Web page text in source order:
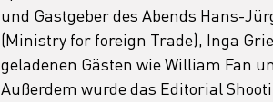
und Gastgeber des Abends Hans-
(Ministry for foreign Trade), Inga
geladenen Gästen wie William Fan
Außerdem wurde das Editorial